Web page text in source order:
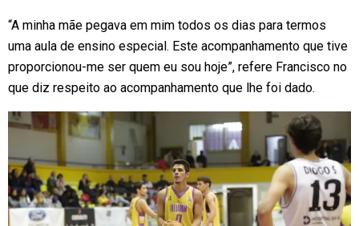
“A minha mãe pegava em mim todos os dias para termos
uma aula de ensino especial. Este acompanhamento que tive
proporcionou-me ser quem eu sou hoje”, refere Francisco no
que diz respeito ao acompanhamento que lhe foi dado.